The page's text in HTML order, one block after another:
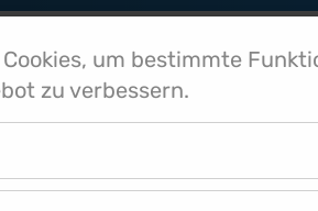
Tagungen Münnerstadt -
um bestimmte
zu verbessern.